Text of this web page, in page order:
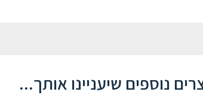
נוספים שיעניינו אותך...